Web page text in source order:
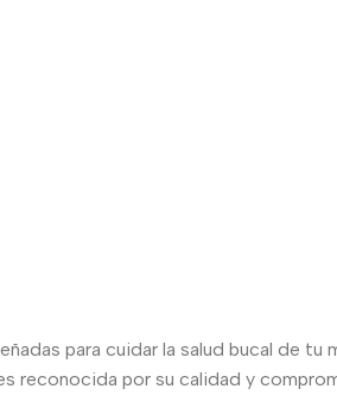
para cuidar la salud bucal de
reconocida por su calidad y